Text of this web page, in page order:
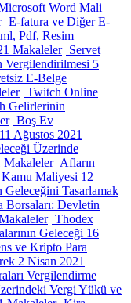
Word Mali
E-fatura ve Diğer E-
Pdf, Resim
Makaleler Servet
Vergilendirilmesi 5
E-Belge
Twitch Online
Gelirlerinin
Boş Ev
11 Ağustos 2021
Üzerinde
Makaleler Afların
Kamu Maliyesi 12
Geleceğini Tasarlamak
Devletin
Thodex
Geleceği 16
ve Kripto Para
2 Nisan 2021
Vergilendirme
Vergi Yükü ve